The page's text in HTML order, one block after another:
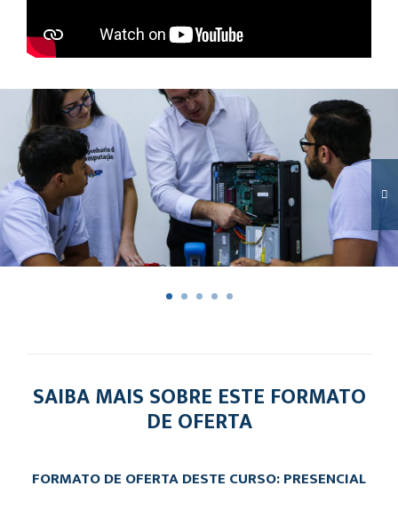
SAIBA MAIS SOBRE ESTE FORMATO
DE OFERTA
FORMATO DE OFERTA DESTE CURSO: PRESENCIAL